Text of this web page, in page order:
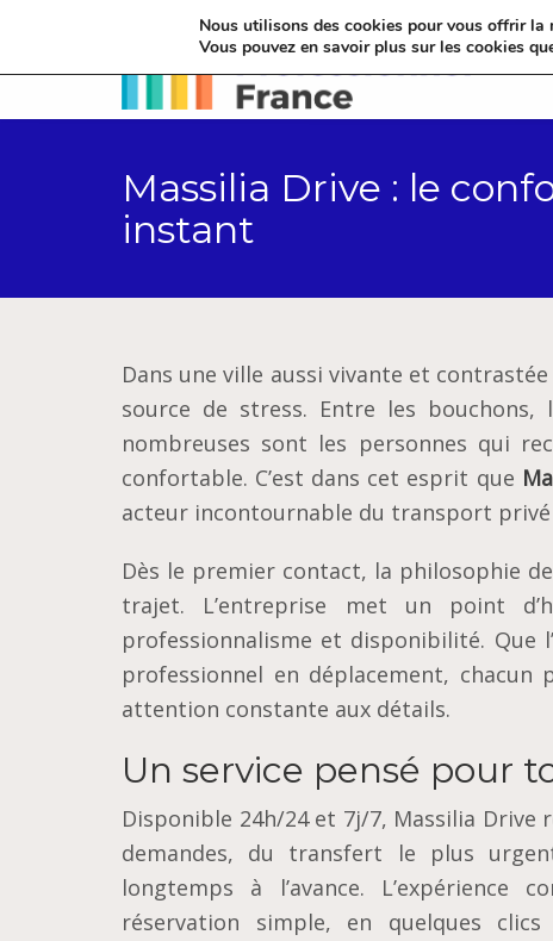
Massilia Drive : le
instant
Dans une ville aussi vivante et
source de stress. Entre les
nombreuses sont les personnes qui
confortable. C’est dans cet esprit que
acteur incontournable du transport privé
Dès le premier contact, la philosophie
trajet. L’entreprise met un point
professionnalisme et disponibilité. Que
professionnel en déplacement,
attention constante aux détails.
Un service pensé pour
Disponible 24h/24 et 7j/7, Massilia Drive
demandes, du transfert le plus
longtemps à l’avance. L’expérience
réservation simple, en quelques
Nous utilisons des cookies pour vous offrir la
Vous pouvez en savoir plus sur les cookies